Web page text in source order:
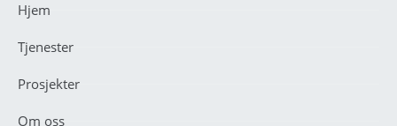
Hjem
Tjenester
Prosjekter
Om oss